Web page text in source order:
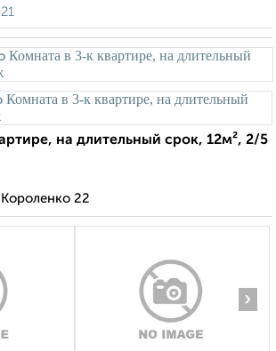
на длительный срок, 12м², 2/5
22
›